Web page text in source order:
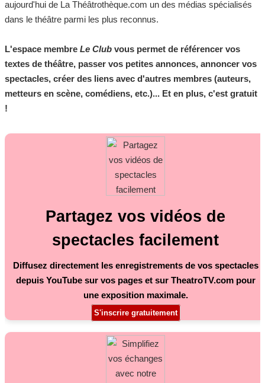
aujourd'hui de La Théâtrothèque.com un des médias spécialisés
dans le théâtre parmi les plus reconnus.
L'espace membre Le Club vous permet de référencer vos
textes de théâtre, passer vos petites annonces, annoncer vos
spectacles, créer des liens avec d'autres membres (auteurs,
metteurs en scène, comédiens, etc.)... Et en plus, c'est gratuit
!
Partagez vos vidéos de
spectacles facilement
Diffusez directement les enregistrements de vos spectacles
depuis YouTube sur vos pages et sur TheatroTV.com pour
une exposition maximale.
S'inscrire gratuitement